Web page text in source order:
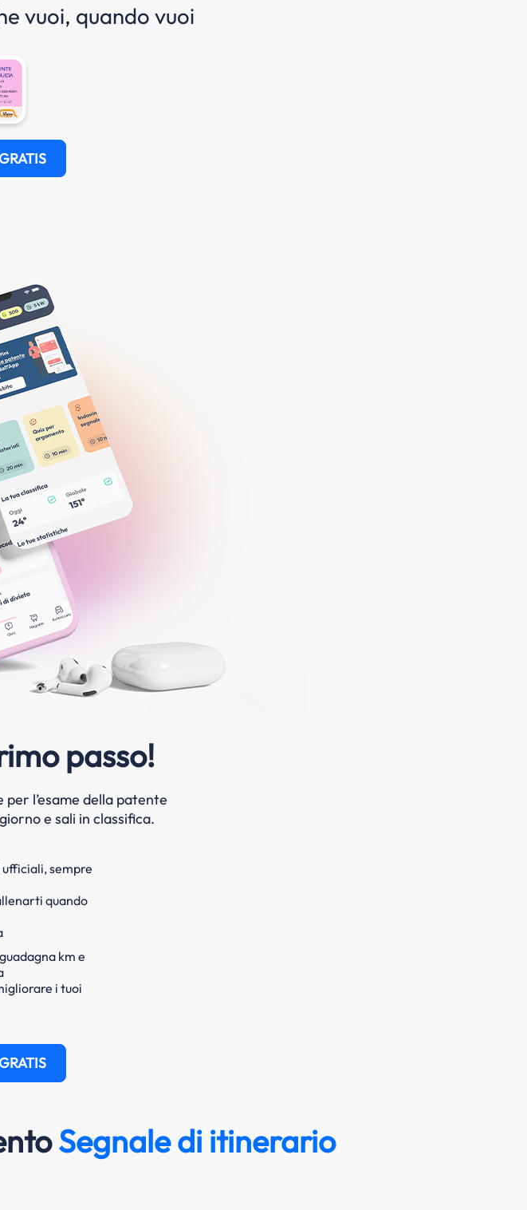
vuoi, quando vuoi
passo!
l’esame della patente
e sali in classifica.
sempre
quando
km e
i tuoi
Segnale di itinerario